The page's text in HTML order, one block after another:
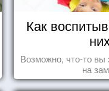
Как
Возможно, что-то вы
на